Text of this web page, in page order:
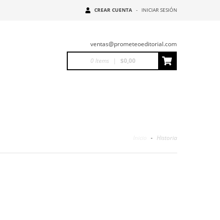
CREAR CUENTA - INICIAR SESIÓN
ventas@prometeoeditorial.com
0 Items | $0,00
- Historia